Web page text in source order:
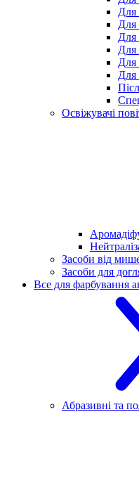
Для
Для
Для
Для
Для
Для
Освіжувачі
Засоби від
Засоби для
Все для фарбування
Абразивні та